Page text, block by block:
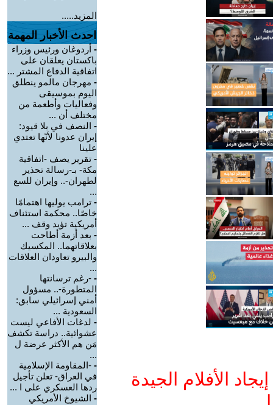
الأفلام الجيدة
المزيد.....
احدث الأخبار المهمة
- أردوغان ورئيس وزراء
باكستان يعلقان على
اتفاقية الدفاع المشتر ...
- مهرجان مالمو ينطلق
اليوم بموسيقى
وفعاليات وأطعمة من
مختلف أن ...
- النصف في بلا قيود:
إيران عدونا لأنّها تعتدي
علينا
- تقرير يصف -اتفاقية
مكة- بـ-رسالة تحذير
لطهران-.. وإيران للسع
...
- ترامب يوليها اهتمامًا
خاصًا.. محكمة استئناف
أمريكية تؤيد وقف ...
- بعد أزمة أطاحت
بعلاقاتهما.. المكسيك
والبيرو تعاودان العلاقات
...
- -رغم ترسانتها
المتطورة-.. مسؤول
أمني إسرائيلي سابق:
السعودية ...
- لدغات الأفاعي ليست
عشوائية.. دراسة تكشف
مَن هم الأكثر عرضة ل
...
- -المقاومة الإسلامية
في العراق- تعلن تأجيل
ردها العسكري على ا ...
- الشيوخ الأمريكي